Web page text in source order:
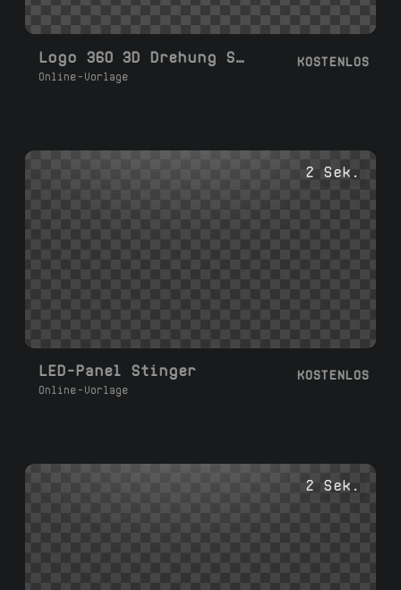
Logo 360 3D Drehung Schleife 05
Online-Vorlage
KOSTENLOS
2 Sek.
LED-Panel Stinger
Online-Vorlage
KOSTENLOS
2 Sek.